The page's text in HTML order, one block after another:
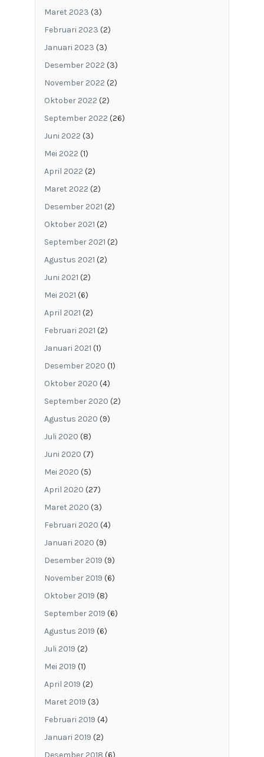
Maret 2023 (3)
Februari 2023 (2)
Januari 2023 (3)
Desember 2022 (3)
November 2022 (2)
Oktober 2022 (2)
September 2022 (26)
Juni 2022 (3)
Mei 2022 (1)
April 2022 (2)
Maret 2022 (2)
Desember 2021 (2)
Oktober 2021 (2)
September 2021 (2)
Agustus 2021 (2)
Juni 2021 (2)
Mei 2021 (6)
April 2021 (2)
Februari 2021 (2)
Januari 2021 (1)
Desember 2020 (1)
Oktober 2020 (4)
September 2020 (2)
Agustus 2020 (9)
Juli 2020 (8)
Juni 2020 (7)
Mei 2020 (5)
April 2020 (27)
Maret 2020 (3)
Februari 2020 (4)
Januari 2020 (9)
Desember 2019 (9)
November 2019 (6)
Oktober 2019 (8)
September 2019 (6)
Agustus 2019 (6)
Juli 2019 (2)
Mei 2019 (1)
April 2019 (2)
Maret 2019 (3)
Februari 2019 (4)
Januari 2019 (2)
Desember 2018 (6)